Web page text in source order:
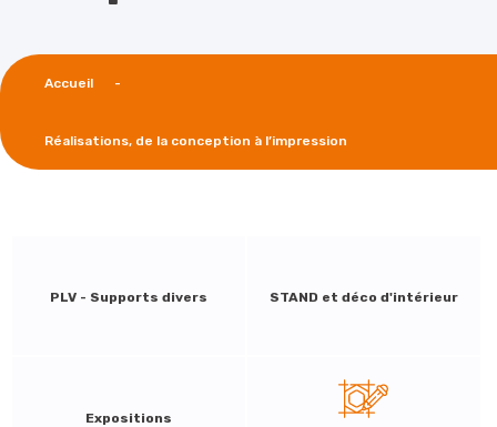
Accueil -
Réalisations, de la conception à l’impression
PLV - Supports divers STAND et déco d'intérieur
Expositions